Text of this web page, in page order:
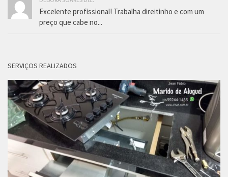
Excelente profissional! Trabalha direitinho e com um
preço que cabe no...
SERVIÇOS REALIZADOS